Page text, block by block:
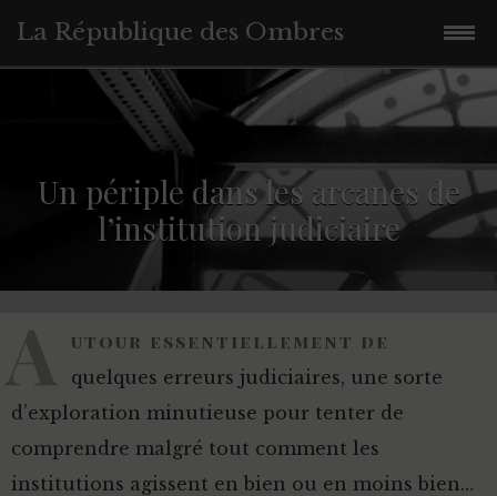
La République des Ombres
principal
Un périple dans les arcanes de
l’institution judiciaire
utour essentiellement de
quelques erreurs judiciaires, une sorte
d’exploration minutieuse pour tenter de
comprendre malgré tout comment les
institutions agissent en bien ou en moins bien…